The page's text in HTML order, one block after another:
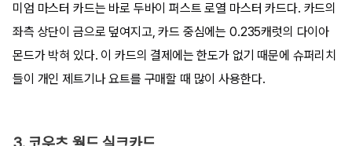
미엄 마스터 카드는 바로 두바이 퍼스트 로열 마스터 카드다. 카드의
좌측 상단이 금으로 덮여지고, 카드 중심에는 0.235캐럿의 다이아
몬드가 박혀 있다. 이 카드의 결제에는 한도가 없기 때문에 슈퍼리치
들이 개인 제트기나 요트를 구매할 때 많이 사용한다.